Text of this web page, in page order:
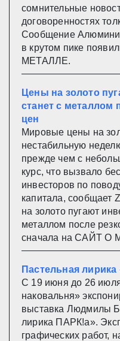
сомнительные
договоренностях
Сообщение
в крутом пике
МЕТАЛЛЕ.
Цены на золото
станет с металлом
цен
Мировые цены на
нестабильную
прежде чем с
курс, что вызвало
инвесторов по
капитала,
на золото пугают
металлом после
сначала на САЙТ О
Пастельная лирика
С 19 июня до 26
наковальня»
выставка Людмилы
лирика ПАРК!а».
графических работ,